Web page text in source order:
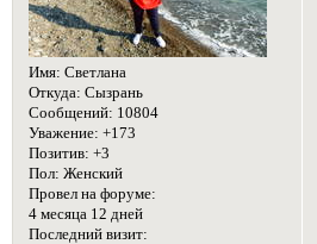
Имя: Светлана
Откуда: Сызрань
Сообщений: 10804
Уважение: +173
Позитив: +3
Пол: Женский
Провел на форуме:
4 месяца 12 дней
Последний визит: